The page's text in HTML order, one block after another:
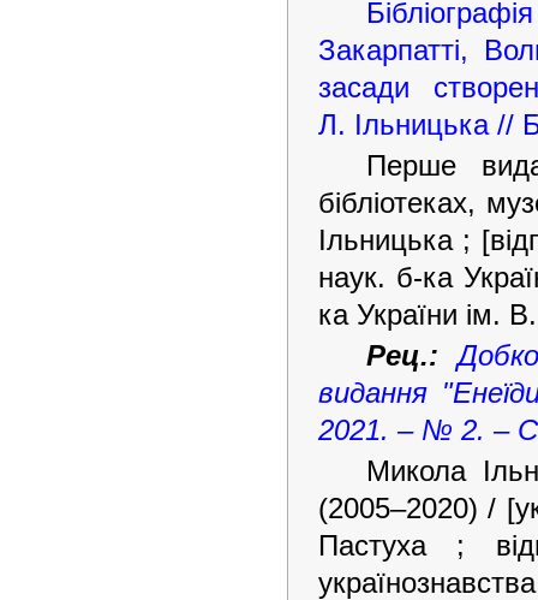
Закарпатті,
засади
Л. Ільницька //
Перше
бібліотеках,
Ільницька ;
наук. б-ка
ка України ім.
Рец.:
видання
2021. – № 2. –
Микола
(2005–2020) /
Пастуха ;